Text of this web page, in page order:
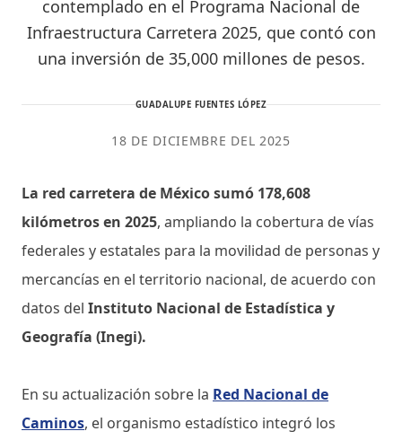
contemplado en el Programa Nacional de
Infraestructura Carretera 2025, que contó con
una inversión de 35,000 millones de pesos.
GUADALUPE FUENTES LÓPEZ
18 DE DICIEMBRE DEL 2025
La red carretera de México sumó 178,608
kilómetros en 2025, ampliando la cobertura de vías
federales y estatales para la movilidad de personas y
mercancías en el territorio nacional, de acuerdo con
datos del Instituto Nacional de Estadística y
Geografía (Inegi).
En su actualización sobre la Red Nacional de
Caminos, el organismo estadístico integró los